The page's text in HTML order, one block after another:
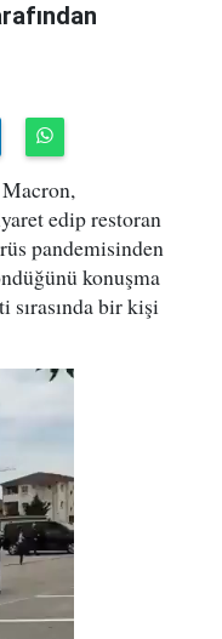
edip restoran
pandemisinden
konuşma
sırasında bir kişi